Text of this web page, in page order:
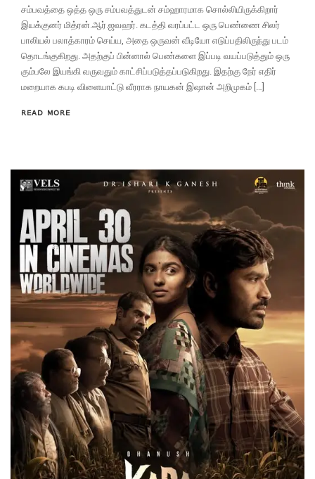
சம்பவத்தை ஒத்த ஒரு சம்பவத்துடன் சம்ஹாரமாக சொல்லியிருக்கிறார்
இயக்குனர் மித்ரன்.ஆர்.ஜவஹர். கடத்தி வரப்பட்ட ஒரு பெண்ணை சிலர்
பாலியல் பலாத்காரம் செய்ய, அதை ஒருவன் வீடியோ எடுப்பதிலிருந்து படம்
தொடங்குகிறது. அதற்குப் பின்னால் பெண்களை இப்படி வயப்படுத்தும் ஒரு
கும்பலே இயங்கி வருவதும் காட்சிப்படுத்தப்படுகிறது. இதற்கு நேர் எதிர்
மறையாக கபடி விளையாட்டு வீரராக நாயகன் இஷான் அறிமுகம் […]
READ MORE